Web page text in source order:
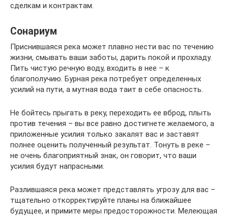
сделкам и контрактам.
Сонариум
Приснившаяся река может плавно нести вас по течению
жизни, смывать ваши заботы, дарить покой и прохладу.
Пить чистую речную воду, входить в нее – к
благополучию. Бурная река потребует определенных
усилий на пути, а мутная вода таит в себе опасность.
Не бойтесь прыгать в реку, переходить ее вброд, плыть
против течения – вы все равно достигнете желаемого, а
приложенные усилия только закалят вас и заставят
полнее оценить полученный результат. Тонуть в реке –
не очень благоприятный знак, он говорит, что ваши
усилия будут напрасными.
Разлившаяся река может представлять угрозу для вас –
тщательно откорректируйте планы на ближайшее
будущее, и примите меры предосторожности. Мелеющая